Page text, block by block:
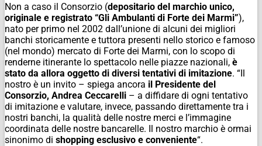
Non a caso il Consorzio (depositario del marchio unico,
originale e registrato “Gli Ambulanti di Forte dei Marmi”),
nato per primo nel 2002 dall’unione di alcuni dei migliori
banchi storicamente e tuttora presenti nello storico e famoso
(nel mondo) mercato di Forte dei Marmi, con lo scopo di
renderne itinerante lo spettacolo nelle piazze nazionali, è
stato da allora oggetto di diversi tentativi di imitazione. “Il
nostro è un invito – spiega ancora il Presidente del
Consorzio, Andrea Ceccarelli – a diffidare di ogni tentativo
di imitazione e valutare, invece, passando direttamente tra i
nostri banchi, la qualità delle nostre merci e l’immagine
coordinata delle nostre bancarelle. Il nostro marchio è ormai
sinonimo di shopping esclusivo e conveniente“.